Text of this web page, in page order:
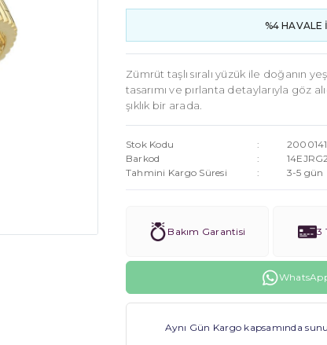
%4 HAVALE
Zümrüt taşlı sıralı yüzük ile doğanın
tasarımı ve pırlanta detaylarıyla göz
şıklık bir arada.
Stok Kodu
2000141
Barkod
Tahmini Kargo Süresi
3-5 gün
Bakım Garantisi 3
Aynı Gün Kargo kapsamında